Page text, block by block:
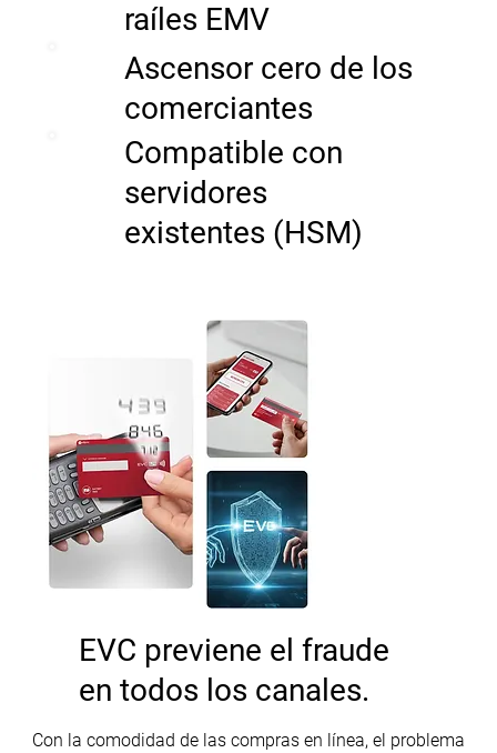
raíles EMV
Ascensor cero de los
comerciantes
Compatible con
servidores
existentes (HSM)
EVC previene el fraude
en todos los canales.
Con la comodidad de las compras en línea, el problema